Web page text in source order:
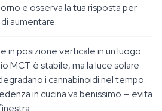
e osserva la tua risposta per
aumentare.
in posizione verticale in un luogo
MCT è stabile, ma la luce solare
i cannabinoidi nel tempo.
in cucina va benissimo — evita